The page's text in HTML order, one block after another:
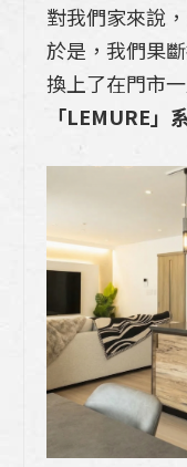
【01熱愛生活
退休之後懂得
什麼樣的室內
略!!2025 空
自建裝潢攻略
颱風、梅雨
菌最愛的4大
TAKARA琺瑯
沒想過的居家
【高預算日式
整合，
開放式廚房？
對我們家來說
於是，我們果
換上了在門市
「LEMURE」